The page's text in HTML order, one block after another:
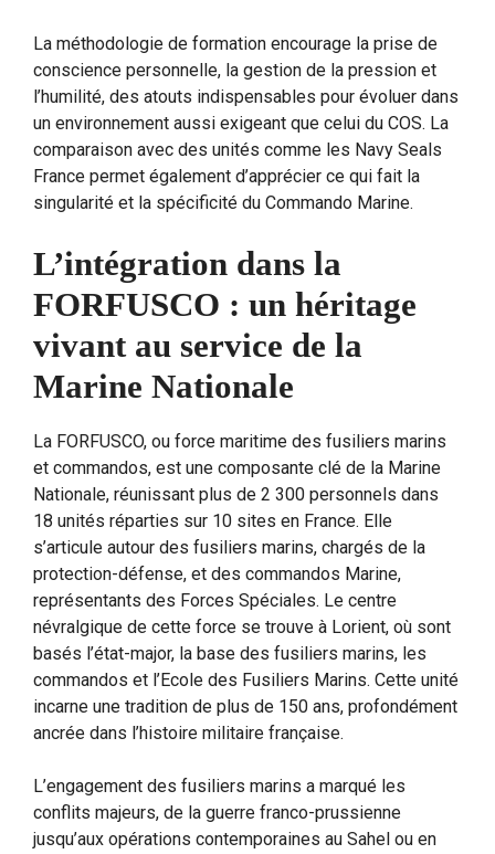
La méthodologie de formation encourage la prise de
conscience personnelle, la gestion de la pression et
l’humilité, des atouts indispensables pour évoluer dans
un environnement aussi exigeant que celui du COS. La
comparaison avec des unités comme les Navy Seals
France permet également d’apprécier ce qui fait la
singularité et la spécificité du Commando Marine.
L’intégration dans la
FORFUSCO : un héritage
vivant au service de la
Marine Nationale
La FORFUSCO, ou force maritime des fusiliers marins
et commandos, est une composante clé de la Marine
Nationale, réunissant plus de 2 300 personnels dans
18 unités réparties sur 10 sites en France. Elle
s’articule autour des fusiliers marins, chargés de la
protection-défense, et des commandos Marine,
représentants des Forces Spéciales. Le centre
névralgique de cette force se trouve à Lorient, où sont
basés l’état-major, la base des fusiliers marins, les
commandos et l’Ecole des Fusiliers Marins. Cette unité
incarne une tradition de plus de 150 ans, profondément
ancrée dans l’histoire militaire française.
L’engagement des fusiliers marins a marqué les
conflits majeurs, de la guerre franco-prussienne
jusqu’aux opérations contemporaines au Sahel ou en